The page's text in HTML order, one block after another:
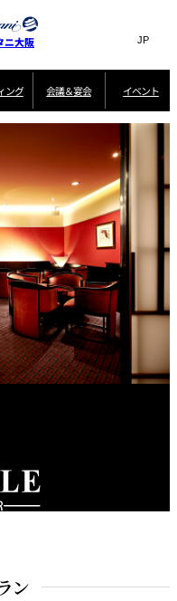
ニ大阪 Search
サ
ト
内
検
索
窓
を
開
閉
言
切
替
え
メ
JP(日本語)
EN
中文(简)
Select Language▼
スイート・エグゼ
クティブフロアの
特典
麺処
NAKAJIMA 乾山
藤尾
ング
新着情報
披露宴 料理・ケーキ
ウエディング
ドレスブランド
「ituwa（いつ
わ）」
期間限定POP UP
ストア オープン
来
会議＆宴会
ン
一
覧 お料
イベント
ン